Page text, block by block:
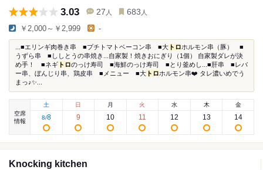
3.03 27 人 683 人
￥2,000～￥2,999 -
...■エリンギ肉巻き串 ■プチトマトベーコン串 ■大 トロホルモン串（豚） ■
うずら串 ■ししとうの串焼き...自家製！焼きおにぎり（1個） 自家製ダレが決
め手！ ■ネギ トロのっけ寿司 ■海鮮のっけ寿司 ■とり釜めし...■肝串 ■レバ
ー串、ぼんじり串、鶏皮串 ■メニュー ■大 トロホルモン串❤️ タレ濃いめでう
まっ♪✨...
空席
情報
土
8/8
日
9
月
10
火
11
水
12
木
13
金
14
Knocking kitchen